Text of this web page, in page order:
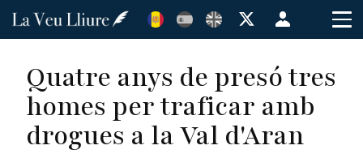
Vés
Menú
de
cuenta
de
usuario
Quatre anys de presó tres
homes per traficar amb
drogues a la Val d'Aran